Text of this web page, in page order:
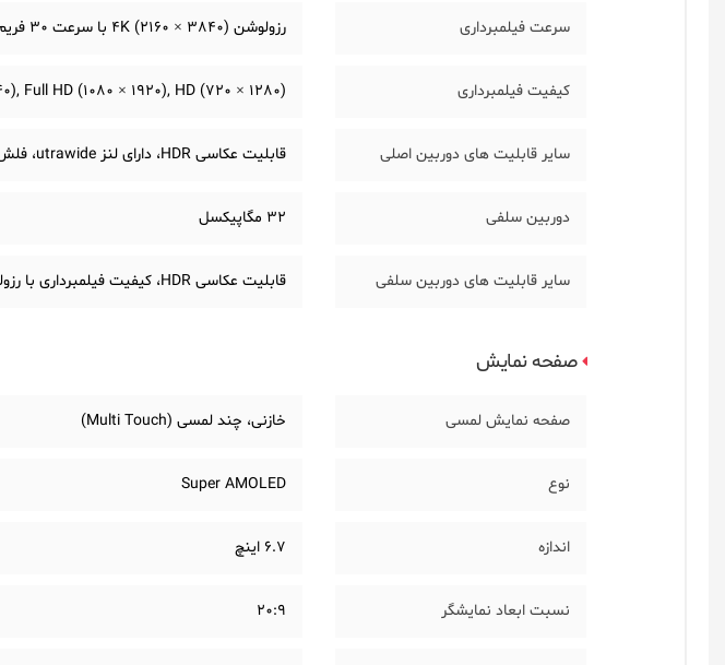
سرعت فیلمبرداری رزولوشن (3840 × 2160) 4K با سرعت 30 فریم بر ثانیه
کیفیت فیلمبرداری (4K (2160 × 3840), Full HD (1080 × 1920), HD (720 × 1280
سایر قابلیت های دوربین اصلی قابلیت عکاسی HDR، دارای لنز utrawide، فلش LED، دارای سنسور سنجش عمق
دوربین سلفی 32 مگاپیکسل
سایر قابلیت های دوربین سلفی قابلیت عکاسی HDR، کیفیت فیلمبرداری با رزولوشن (1080 × 1920) Full HD با سرعت 30 فریم بر ثانیه
صفحه نمایش
صفحه نمایش لمسی خازنی، چند لمسی (Multi Touch)
نوع Super AMOLED
اندازه 6.7 اینچ
نسبت ابعاد نمایشگر 20:9